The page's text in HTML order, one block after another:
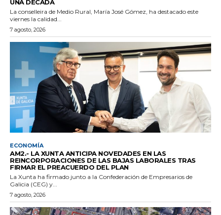
UNA DÉCADA
La conselleira de Medio Rural, María José Gómez, ha destacado este
viernes la calidad...
7 agosto, 2026
ECONOMÍA
AM2.- LA XUNTA ANTICIPA NOVEDADES EN LAS
REINCORPORACIONES DE LAS BAJAS LABORALES TRAS
FIRMAR EL PREACUERDO DEL PLAN
La Xunta ha firmado junto a la Confederación de Empresarios de
Galicia (CEG) y...
7 agosto, 2026